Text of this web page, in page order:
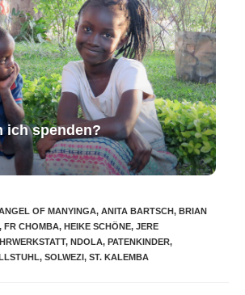
ich spenden?
OF MANYINGA, ANITA BARTSCH, BRIAN
, FR CHOMBA, HEIKE SCHÖNE, JERE
, NDOLA, PATENKINDER,
, SOLWEZI , ST. KALEMBA